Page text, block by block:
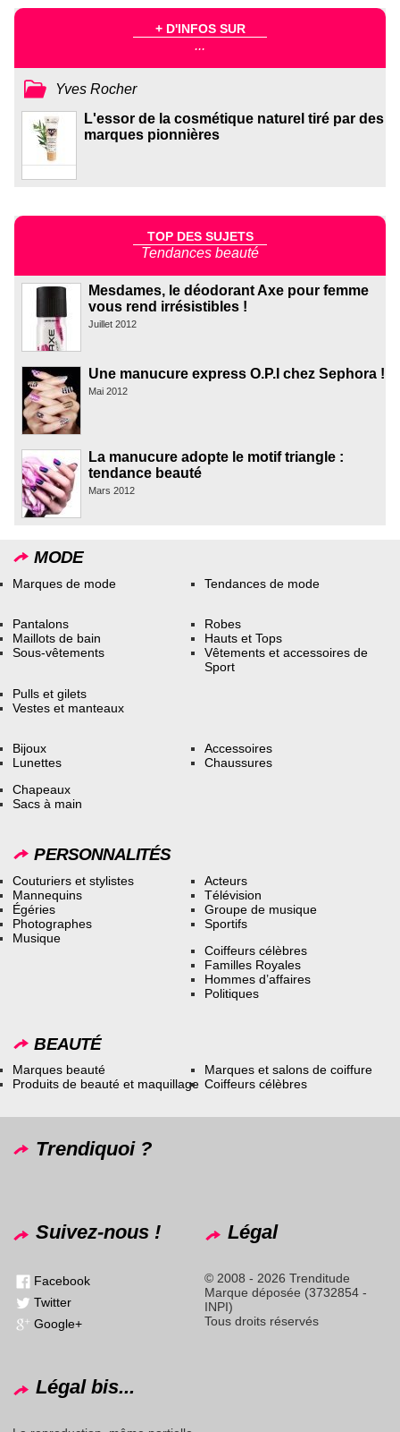
+ D'INFOS SUR
...
Yves Rocher
L'essor de la cosmétique naturel tiré par des
marques pionnières
TOP DES SUJETS
Tendances beauté
Mesdames, le déodorant Axe pour femme
vous rend irrésistibles !
Juillet 2012
Une manucure express O.P.I chez Sephora !
Mai 2012
La manucure adopte le motif triangle :
tendance beauté
Mars 2012
MODE
Marques de mode Tendances de mode
Pantalons
Maillots de bain
Sous-vêtements
Robes
Hauts et Tops
Vêtements et accessoires de
Sport
Pulls et gilets
Vestes et manteaux
Bijoux
Lunettes
Accessoires
Chaussures
Chapeaux
Sacs à main
PERSONNALITÉS
Couturiers et stylistes
Mannequins
Égéries
Photographes
Musique
Acteurs
Télévision
Groupe de musique
Sportifs
Coiffeurs célèbres
Familles Royales
Hommes d’affaires
Politiques
BEAUTÉ
Marques beauté
Produits de beauté et maquillage
Marques et salons de coiffure
Coiffeurs célèbres
Trendiquoi ?
Suivez-nous !
Facebook
Twitter
Google+
Légal
© 2008 - 2026 Trenditude
Marque déposée (3732854 -
INPI)
Tous droits réservés
Légal bis...